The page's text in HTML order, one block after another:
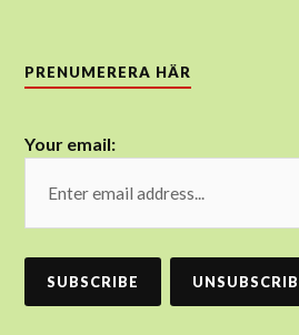
PRENUMERERA HÄR
Your email: